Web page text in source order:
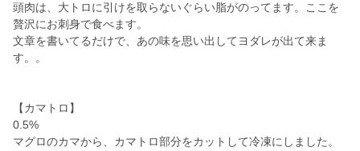
頭肉は、大トロに引けを取らないぐらい脂がのってます。ここを
贅沢にお刺身で食べます。
文章を書いてるだけで、あの味を思い出してヨダレが出て来ま
す。。
【カマトロ】
0.5%
マグロのカマから、カマトロ部分をカットして冷凍にしました。